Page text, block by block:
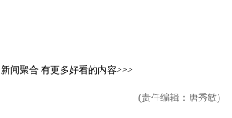
新闻聚合有更多好看的内容>>>
(责任编辑：唐秀敏)